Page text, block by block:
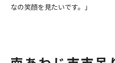
なの笑顔を見たいです。」